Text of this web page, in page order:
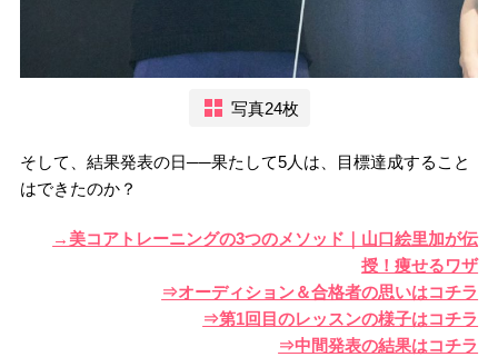
写真24枚
そして、結果発表の日──果たして5人は、目標達成すること
はできたのか？
→美コアトレーニングの3つのメソッド｜山口絵里加が伝
授！痩せるワザ
⇒オーディション＆合格者の思いはコチラ
⇒第1回目のレッスンの様子はコチラ
⇒中間発表の結果はコチラ